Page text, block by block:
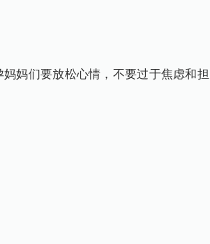
妈们要放松心情，不要过于焦虑和担